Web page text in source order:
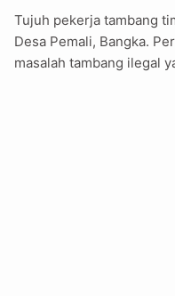
Tujuh pekerja tambang
Desa Pemali, Bangka.
masalah tambang ilegal